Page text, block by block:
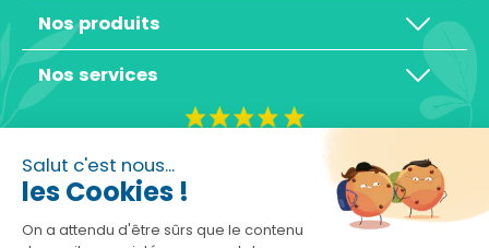
Salut c'est nous...
les Cookies !
On a attendu d'être sûrs que le contenu
Nos produits
Nos services